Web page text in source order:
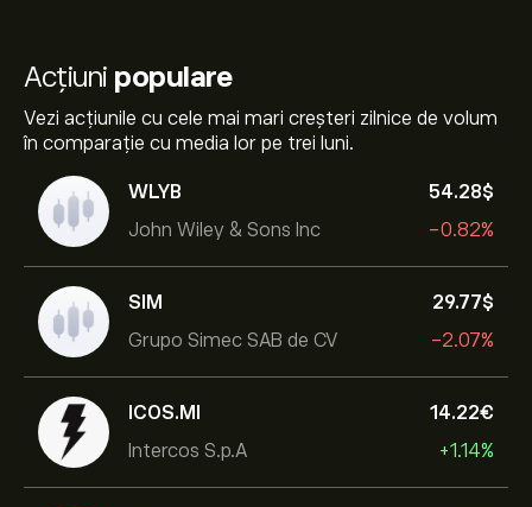
Acțiuni populare
Vezi acțiunile cu cele mai mari creșteri zilnice de volum
în comparație cu media lor pe trei luni.
WLYB
John Wiley & Sons Inc
54.28‎$‎
-0.82%
SIM
Grupo Simec SAB de CV
29.77‎$‎
-2.07%
ICOS.MI
Intercos S.p.A
14.22‎€‎
+1.14%